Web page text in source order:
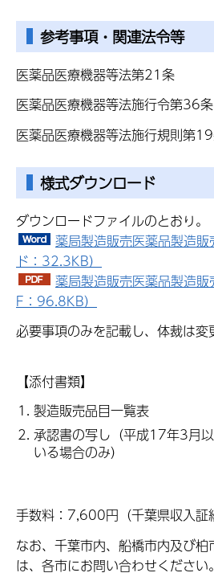
参考事項・関連法令等
医薬品医療機器等法第21条
医薬品医療機器等法施行令第36
医薬品医療機器等法施行規則第
様式ダウンロード
ダウンロードファイルのとおり。
薬局製造販売医薬品製造
ド：32.3KB）
薬局製造販売医薬品製造
F：96.8KB）
必要事項のみを記載し、体裁は変
【添付書類】
製造販売品目一覧表
承認書の写し（平成17年3月
いる場合のみ）
手数料：7,600円（千葉県収入証
なお、千葉市内、船橋市内及び
は、各市にお問い合わせください。